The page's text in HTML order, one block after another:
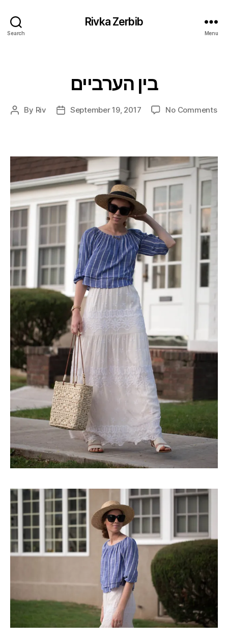
Search
Rivka Zerbib
Menu
Categories
בין הערביים
Post
By Riv
PostSeptember 19, 2017 No Commentson